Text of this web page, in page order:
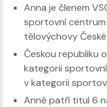
Anna je členem
sportovní centrum
tělovýchovy
Českou republiku
kategorii
v kategorii
Anně patří titul 6